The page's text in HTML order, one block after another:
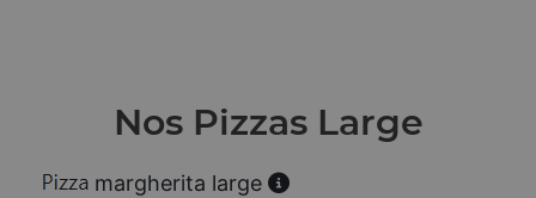
Nos Pizzas Large
margherita large